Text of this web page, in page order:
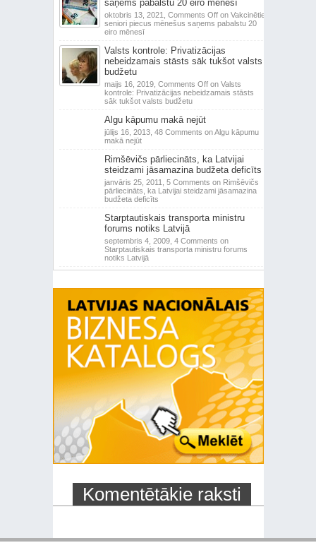
saņems pabalstu 20 eiro mēnesī
oktobris 13, 2021, Comments Offon Vakcinētie
seniori piecus mēnešus saņems pabalstu 20
eiro mēnesī
Valsts kontrole: Privatizācijas
nebeidzamais stāsts sāk tukšot valsts
budžetu
maijs 16, 2019, Comments Offon Valsts
kontrole: Privatizācijas nebeidzamais stāsts
sāk tukšot valsts budžetu
Algu kāpumu makā nejūt
jūlijs 16, 2013, 48 Comments on Algu kāpumu
makā nejūt
Rimšēvičs pārliecināts, ka Latvijai
steidzami jāsamazina budžeta deficīts
janvāris 25, 2011, 5 Comments on Rimšēvičs
pārliecināts, ka Latvijai steidzami jāsamazina
budžeta deficīts
Starptautiskais transporta ministru
forums notiks Latvijā
septembris 4, 2009, 4 Comments on
Starptautiskais transporta ministru forums
notiks Latvijā
Komentētākie raksti